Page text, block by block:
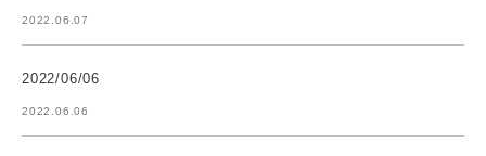
2022.06.07
2022/06/06
2022.06.06